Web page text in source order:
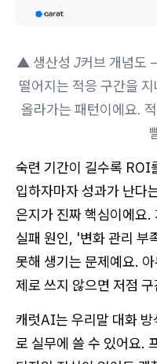
▲ 생산성 J커브 개념도
떨어지는 적응 구간을
올라가는 패턴이에요.
숙련 기간이 길수록 ROI
입하자마자 성과가 난다
은지가 진짜 핵심이에요.
실패 원인, '변화 관리 부
못해 생기는 문제예요.
제로 쓰지 않으면 저점
캐럿AI는 우리말 대화
로 실무에 쓸 수 있어요.